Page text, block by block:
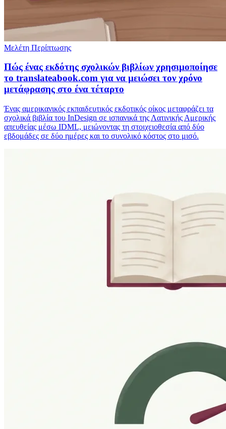
Μελέτη Περίπτωσης
Πώς ένας εκδότης σχολικών βιβλίων χρησιμοποίησε
το translateabook.com για να μειώσει τον χρόνο
μετάφρασης στο ένα τέταρτο
Ένας αμερικανικός εκπαιδευτικός εκδοτικός οίκος μεταφράζει τα
σχολικά βιβλία του InDesign σε ισπανικά της Λατινικής Αμερικής
απευθείας μέσω IDML, μειώνοντας τη στοιχειοθεσία από δύο
εβδομάδες σε δύο ημέρες και το συνολικό κόστος στο μισό.